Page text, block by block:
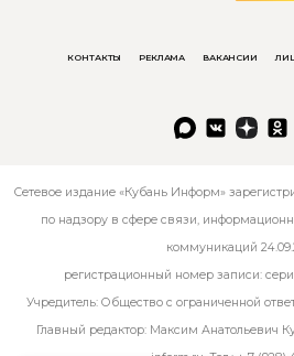
КОНТАКТЫ РЕКЛАМА ВАКАНСИИ
Сетевое издание «Кубань Информ»
по надзору в сфере связи,
коммуникаций
регистрационный номер записи:
Учредитель: Общество с ограниченной
Главный редактор: Максим Анатольевич